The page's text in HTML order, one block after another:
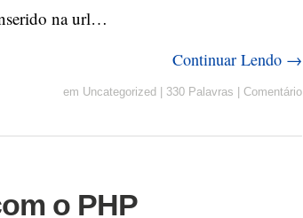
na url…
Continuar Lendo →
em Uncategorized 330 Palavras Comentário
o PHP